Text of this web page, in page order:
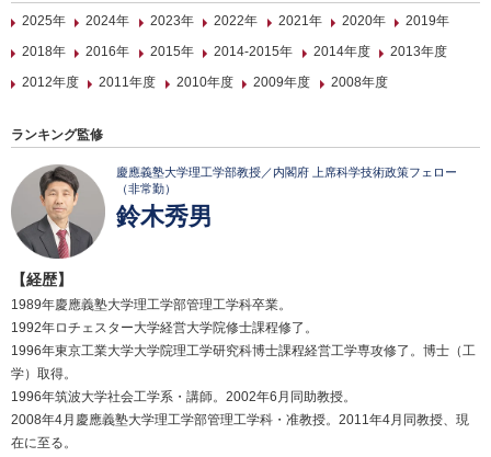
2025年
2024年 2023年 2022年 2021年 2020年
2019年
2018年
2016年 2015年 2014-2015年 2014年度
2013年度
2012年度
2011年度 2010年度 2009年度 2008年度
ランキング監修
慶應義塾大学理工学部教授／内閣府 上席科学技術政策フェロー
（非常勤）
鈴木秀男
【経歴】
1989年慶應義塾大学理工学部管理工学科卒業。
1992年ロチェスター大学経営大学院修士課程修了。
1996年東京工業大学大学院理工学研究科博士課程経営工学専攻修了。博士（工
学）取得。
1996年筑波大学社会工学系・講師。2002年6月同助教授。
2008年4月慶應義塾大学理工学部管理工学科・准教授。2011年4月同教授、現
在に至る。